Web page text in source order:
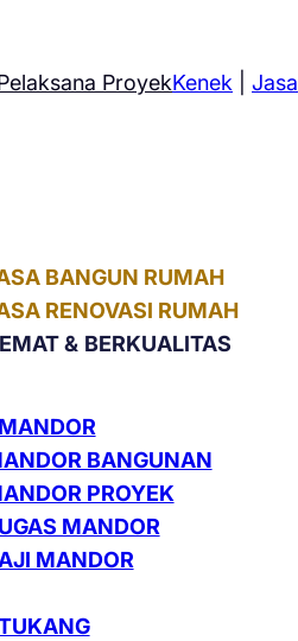
ProyekKenek |Jasa
BANGUN RUMAH
RENOVASI RUMAH
& BERKUALITAS
BANGUNAN
PROYEK
MANDOR
MANDOR